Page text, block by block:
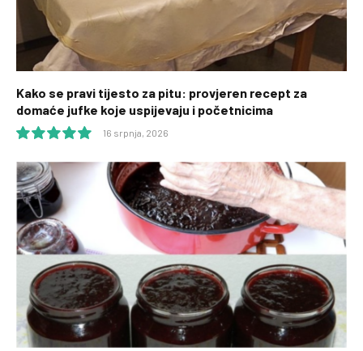
Kako se pravi tijesto za pitu: provjeren recept za
domaće jufke koje uspijevaju i početnicima
10.0
16 srpnja, 2026